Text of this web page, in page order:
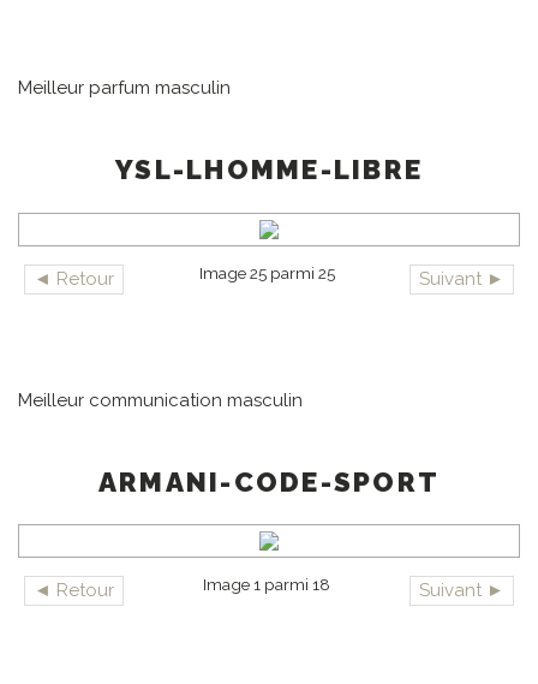
Meilleur parfum masculin
YSL-LHOMME-LIBRE
◄ Retour Suivant ►
Image 25 parmi 25
Meilleur communication masculin
ARMANI-CODE-SPORT
◄ Retour Suivant ►
Image 1 parmi 18